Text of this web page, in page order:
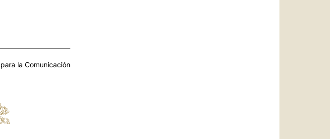
la Comunicación